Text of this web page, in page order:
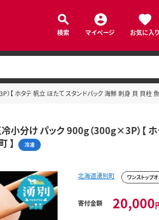
検索 マイページ お気に入り
【 ホタテ 帆立 ほたて スタンドパック 海鮮 刺身 貝 貝柱
小分け パック 900g（300g×3P）【
】
冷凍
北海道湧別町 ワンストップ
寄付金額 20,000